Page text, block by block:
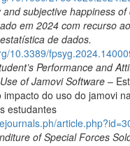
subjective happiness
em 2024 com recurso
de dados.
10.3389/
Performance and
of Jamovi Software –
impacto do uso do jamovi
estudantes
of Special Forces